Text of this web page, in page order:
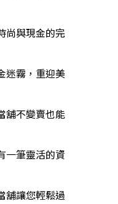
尚與現金的完
迷霧，重迎美
舖不變賣也能
一筆靈活的資
舖讓您輕鬆過